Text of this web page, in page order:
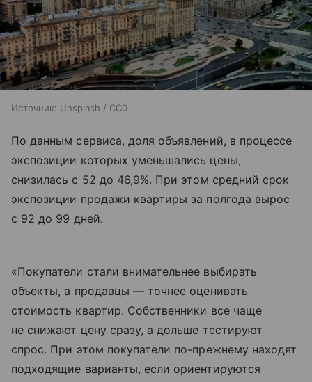
Источник: Unsplash / CC0
По данным сервиса, доля объявлений, в процессе
экспозиции которых уменьшались цены,
снизилась с 52 до 46,9%. При этом средний срок
экспозиции продажи квартиры за полгода вырос
с 92 до 99 дней.
«Покупатели стали внимательнее выбирать
объекты, а продавцы — точнее оценивать
стоимость квартир. Собственники все чаще
не снижают цену сразу, а дольше тестируют
спрос. При этом покупатели по-прежнему находят
подходящие варианты, если ориентируются